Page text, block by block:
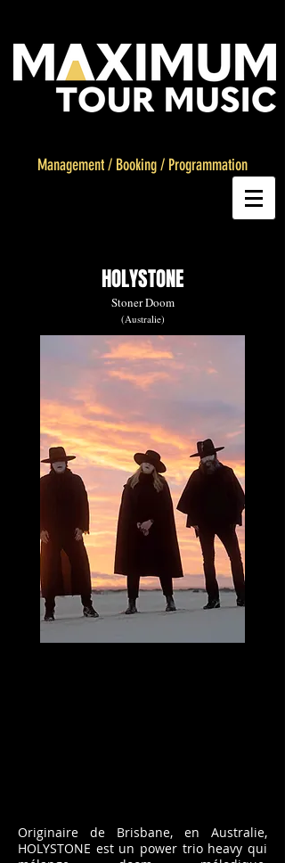
Management/ Booking/ Programmation
HOLYSTONE
Stoner Doom
(Australie)
Originaire de Brisbane, en Australie,
HOLYSTONE est un power trio heavy qui